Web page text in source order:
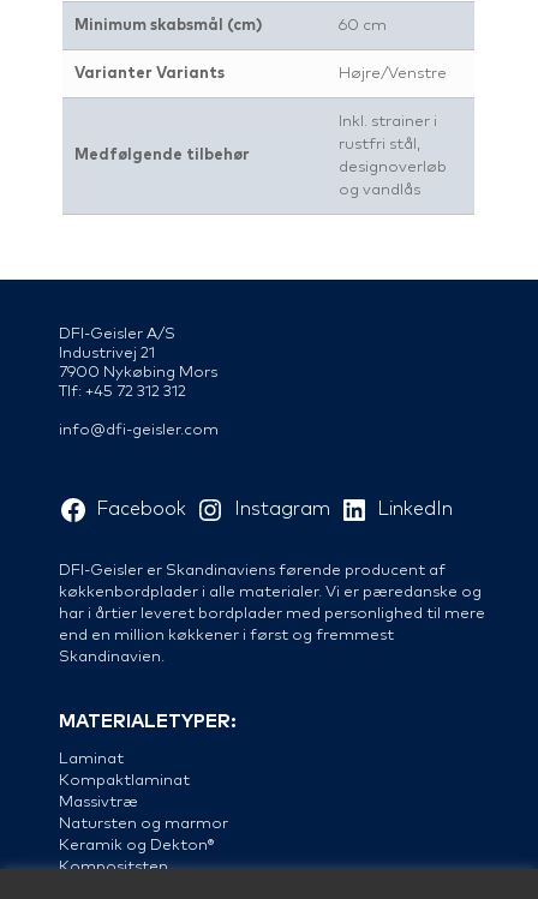
Minimum skabsmål (cm) 60 cm
Varianter Variants Højre/Venstre
Medfølgende tilbehør
Inkl. strainer i
rustfri stål,
designoverløb
og vandlås
DFI-Geisler A/S
Industrivej 21
7900 Nykøbing Mors
Tlf: +45 72 312 312
info@dfi-geisler.com
Facebook Instagram LinkedIn
DFI-Geisler er Skandinaviens førende producent af
køkkenbordplader i alle materialer. Vi er pæredanske og
har i årtier leveret bordplader med personlighed til mere
end en million køkkener i først og fremmest
Skandinavien.
MATERIALETYPER:
Laminat
Kompaktlaminat
Massivtræ
Natursten og marmor
Keramik og Dekton®
Kompositsten